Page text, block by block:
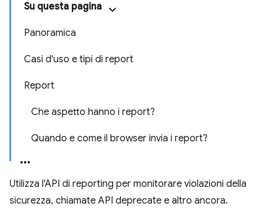
Su questa pagina
Panoramica
Casi d'uso e tipi di report
Report
Che aspetto hanno i report?
Quando e come il browser invia i report?
Utilizza l'API di reporting per monitorare violazioni della
sicurezza, chiamate API deprecate e altro ancora.